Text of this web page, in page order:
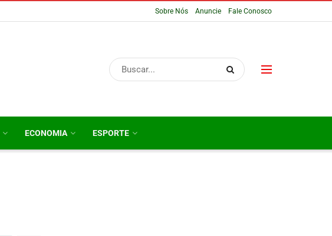
Sobre Nós Anuncie Fale Conosco
ECONOMIA ESPORTE